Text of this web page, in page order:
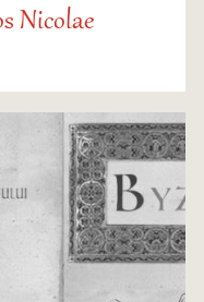
Nicolae